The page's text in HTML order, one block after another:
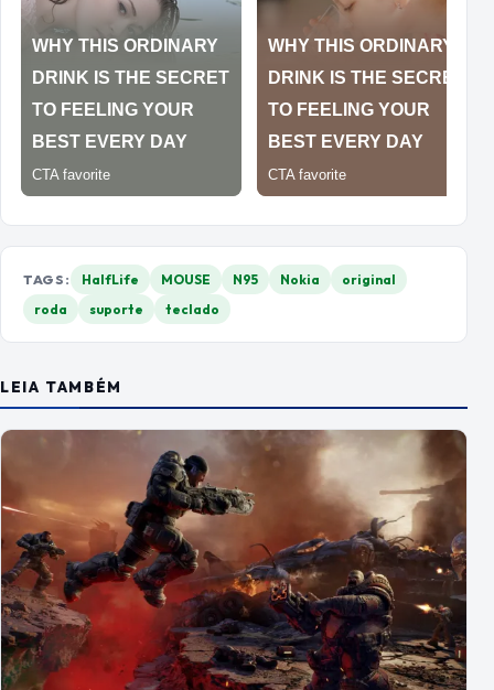
TAGS: HalfLife MOUSE N95 Nokia
original
roda
suporte teclado
LEIA TAMBÉM